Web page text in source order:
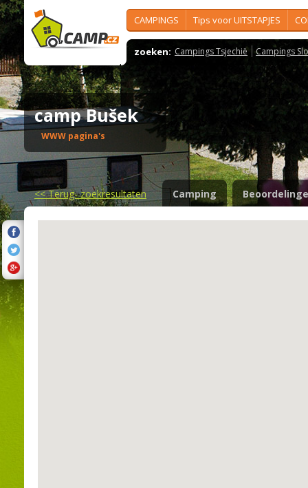
CAMPINGS Tips voor UITSTAPJES
zoeken: Campings Tsjechië Campings
camp Bušek
WWW pagina's
<<Terug- zoekresultaten Camping